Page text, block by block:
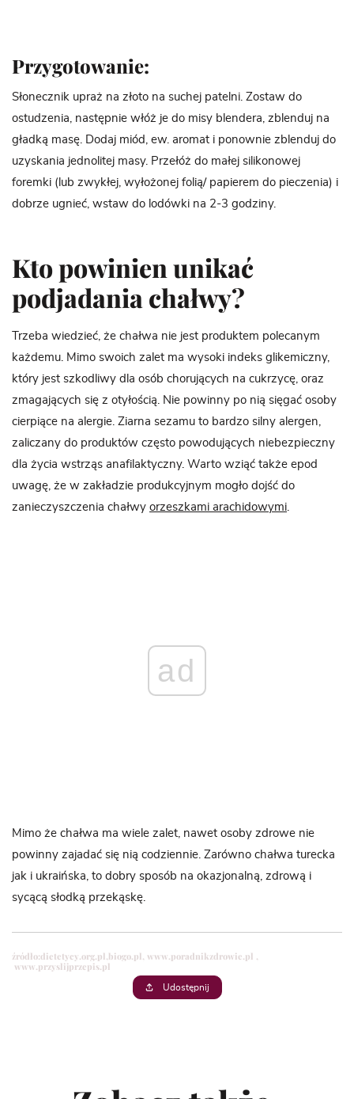
Przygotowanie:
Słonecznik upraż na złoto na suchej patelni. Zostaw do
ostudzenia, następnie włóż je do misy blendera, zblenduj na
gładką masę. Dodaj miód, ew. aromat i ponownie zblenduj do
uzyskania jednolitej masy. Przełóż do małej silikonowej
foremki (lub zwykłej, wyłożonej folią/ papierem do pieczenia) i
dobrze ugnieć, wstaw do lodówki na 2-3 godziny.
Kto powinien unikać
podjadania chałwy?
Trzeba wiedzieć, że chałwa nie jest produktem polecanym
każdemu. Mimo swoich zalet ma wysoki indeks glikemiczny,
który jest szkodliwy dla osób chorujących na cukrzycę, oraz
zmagających się z otyłością. Nie powinny po nią sięgać osoby
cierpiące na alergie. Ziarna sezamu to bardzo silny alergen,
zaliczany do produktów często powodujących niebezpieczny
dla życia wstrząs anafilaktyczny. Warto wziąć także epod
uwagę, że w zakładzie produkcyjnym mogło dojść do
zanieczyszczenia chałwy orzeszkami arachidowymi.
ad
Mimo że chałwa ma wiele zalet, nawet osoby zdrowe nie
powinny zajadać się nią codziennie. Zarówno chałwa turecka
jak i ukraińska, to dobry sposób na okazjonalną, zdrową i
sycącą słodką przekąskę.
źródło:dietetycy.org.pl, biogo.pl, www.poradnikzdrowie.pl ,
www.przyslijprzepis.pl
Udostępnij